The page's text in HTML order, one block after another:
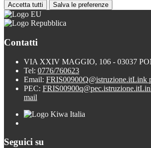
Accetta tutti Salva le preferenze
Contatti
VIA XXIV MAGGIO, 106 - 03037
Tel: 0776/760623
Email: FRIS00900Q@istruzione.itLink
PEC: FRIS00900q@pec.istruzione.it
mail
Seguici su